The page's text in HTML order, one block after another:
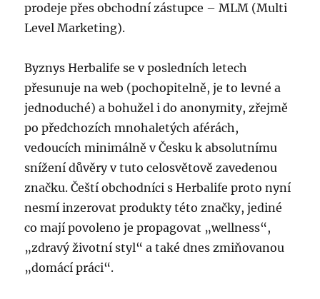
prodeje přes obchodní zástupce – MLM (Multi
Level Marketing).
Byznys Herbalife se v posledních letech
přesunuje na web (pochopitelně, je to levné a
jednoduché) a bohužel i do anonymity, zřejmě
po předchozích mnohaletých aférách,
vedoucích minimálně v Česku k absolutnímu
snížení důvěry v tuto celosvětově zavedenou
značku. Čeští obchodníci s Herbalife proto nyní
nesmí inzerovat produkty této značky, jediné
co mají povoleno je propagovat „wellness“,
„zdravý životní styl“ a také dnes zmiňovanou
„domácí práci“.